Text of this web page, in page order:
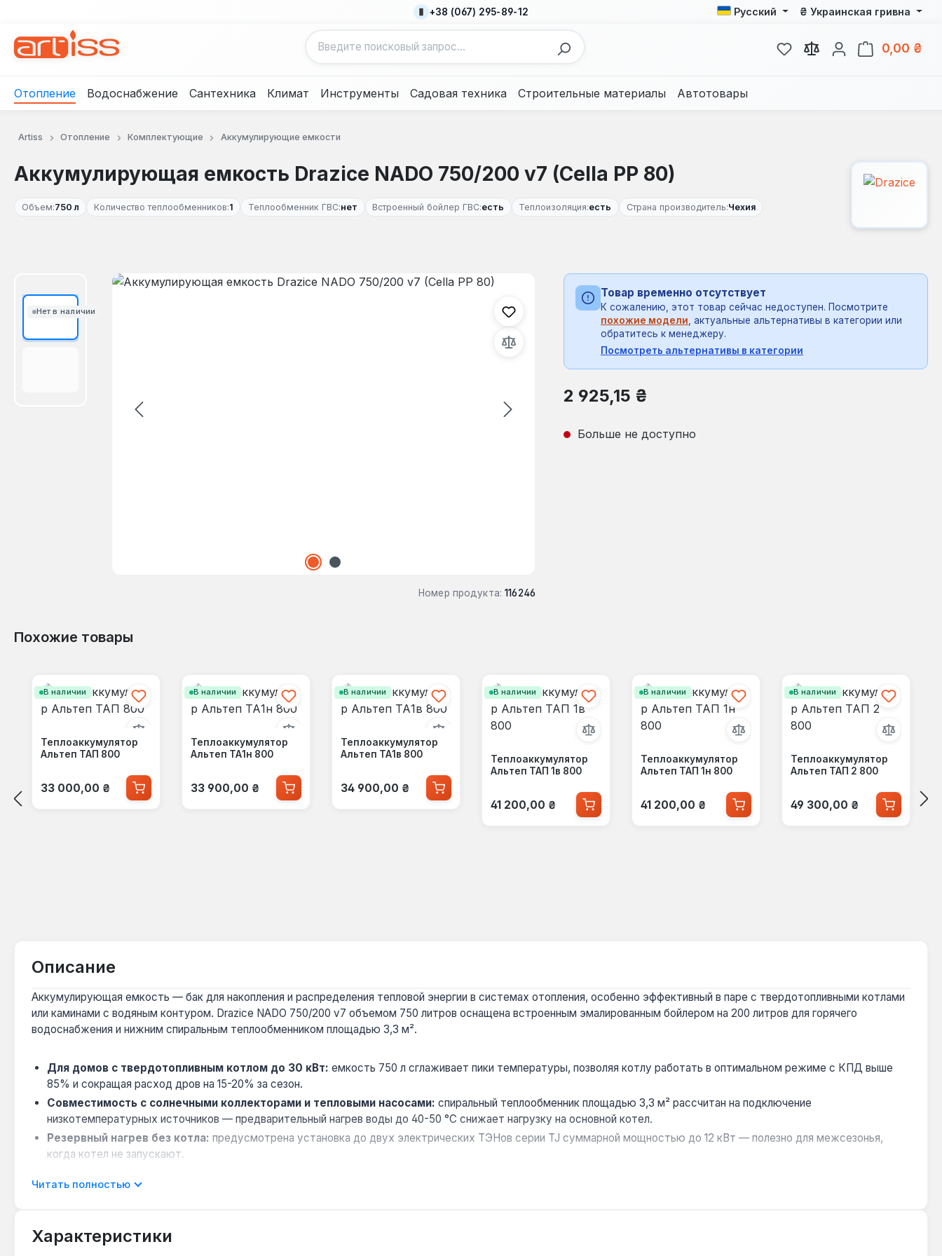
+38 (067) 295-89-12 Русский ₴ Украинская гривна
У вас есть товары из
0,00 ₴
Отопление Водоснабжение Сантехника Климат Инструменты Садовая техника Строительные материалы Автотовары
Artiss Отопление Комплектующие Аккумулирующие емкости
Аккумулирующая емкость Drazice NADO 750/200 v7 (Cella PP 80)
Объем:750 л Количество теплообменников:1 Теплообменник ГВС:нет Встроенный бойлер ГВС:есть Теплоизоляция:есть Страна производитель:Чехия
Нет в наличии
Пропустить галерею изображений
Номер продукта: 116246
Товар временно отсутствует
К сожалению, этот товар сейчас недоступен. Посмотрите
похожие модели , актуальные альтернативы в категории или
обратитесь к менеджеру.
Посмотреть альтернативы в категории
Обычная цена:
2 925,15 ₴
Больше не доступно
Похожие товары
В наличии
Теплоаккумулятор
Альтеп ТАП 800
Обычная цена:
33 000,00 ₴
В наличии
Теплоаккумулятор
Альтеп ТА1н 800
Обычная цена:
33 900,00 ₴
В наличии
Теплоаккумулятор
Альтеп ТА1в 800
Обычная цена:
34 900,00 ₴
В наличии
Теплоаккумулятор
Альтеп ТАП 1в 800
Обычная цена:
41 200,00 ₴
В наличии
Теплоаккумулятор
Альтеп ТАП 1н 800
Обычная цена:
41 200,00 ₴
В наличии
Теплоаккумулятор
Альтеп ТАП 2 800
Обычная цена:
49 300,00 ₴
Описание
Аккумулирующая емкость — бак для накопления и распределения тепловой энергии в системах отопления, особенно эффективный в паре с твердотопливными котлами
или каминами с водяным контуром. Drazice NADO 750/200 v7 объемом 750 литров оснащена встроенным эмалированным бойлером на 200 литров для горячего
водоснабжения и нижним спиральным теплообменником площадью 3,3 м².
Для домов с твердотопливным котлом до 30 кВт: емкость 750 л сглаживает пики температуры, позволяя котлу работать в оптимальном режиме с КПД выше
85% и сокращая расход дров на 15-20% за сезон.
Совместимость с солнечными коллекторами и тепловыми насосами: спиральный теплообменник площадью 3,3 м² рассчитан на подключение
низкотемпературных источников — предварительный нагрев воды до 40-50 °C снижает нагрузку на основной котел.
Резервный нагрев без котла: предусмотрена установка до двух электрических ТЭНов серии TJ суммарной мощностью до 12 кВт — полезно для межсезонья,
когда котел не запускают.
ежегодной замене магниевого анода.
Читать полностью
Характеристики